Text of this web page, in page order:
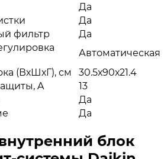
Да
Да
фильтр
Да
Автоматическая
(ВхШхГ), см
30.5х90х21.4
A
13
Да
Да
блок